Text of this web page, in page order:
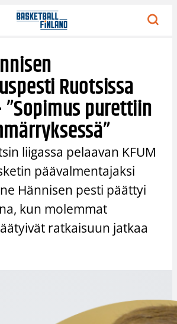
Ruotsissa
purettiin
liigassa pelaavan KFUM
päävalmentajaksi
Hännisen pesti päättyi
kun molemmat
ratkaisuun jatkaa